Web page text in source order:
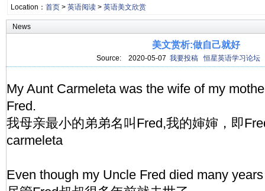
Location： 首页> 英语阅读> 英语美文欣赏
News
美文赏析:做自己就好
Source: 2020-05-07 我要投稿 恒星英语学习论坛
My Aunt Carmeleta was the wife of my
Fred.
我母亲最小的弟弟名叫Fred,我的婶婶，即
carmeleta
Even though my Uncle Fred died many